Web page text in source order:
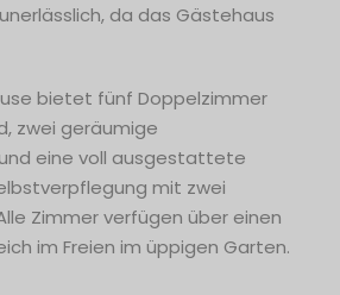
da das Gästehaus
bietet fünf Doppelzimmer
zwei geräumige
eine voll ausgestattete
mit zwei
Zimmer verfügen über einen
im Freien im üppigen Garten.